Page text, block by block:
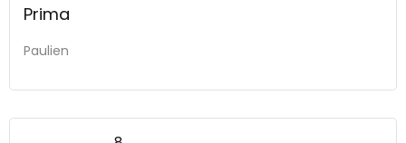
Prima
Paulien